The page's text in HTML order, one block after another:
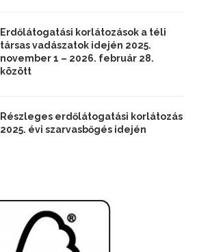
Erdőlátogatási korlátozások a téli
társas vadászatok idején 2025.
november 1 – 2026. február 28.
között
Részleges erdőlátogatási korlátozás
2025. évi szarvasbőgés idején